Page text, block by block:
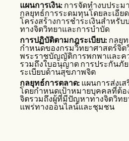
แผนการเงิน: การจัดทำงบประ
กลยุทธ์การระดมทุนโดยละเอีย
โครงสร้างการชำระเงินสำหรับ
ทางจิตวิทยาและการบำบัด
การปฏิบัติตามกฎระเบียบ: กลยุ
กำหนดของกรมวิทยาศาสตร์จิ
พระราชบัญญัติการพกพาและคว
รวมถึงใบอนุญาต การประกันภั
ระเบียบด้านสุขภาพจิต
กลยุทธ์การตลาด: แผนการส่งเ
โดยกำหนดเป้าหมายบุคคลที่ต้
จิตรวมถึงผู้ที่มีปัญหาทางจิตวิท
แพร่ทางออนไลน์และชุมชน